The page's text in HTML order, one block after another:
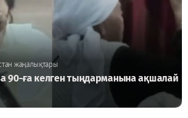
жаңалықтары
90-ға келген тыңдарманына ақшалай